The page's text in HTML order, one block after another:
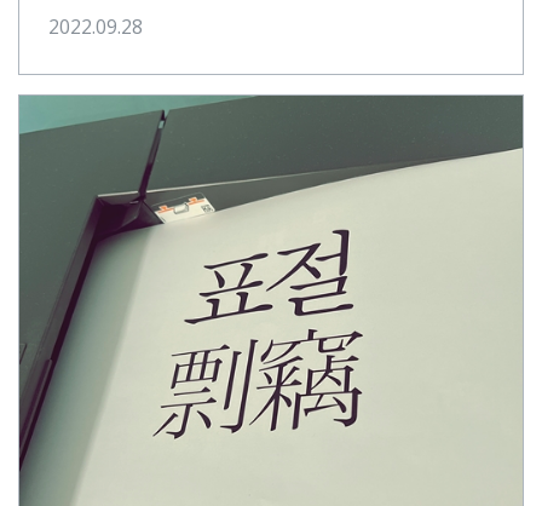
후보 선거캠프는 제6회 지방선거에서 부산시장직을
2022.09.28